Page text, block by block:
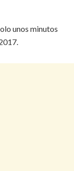
unos minutos